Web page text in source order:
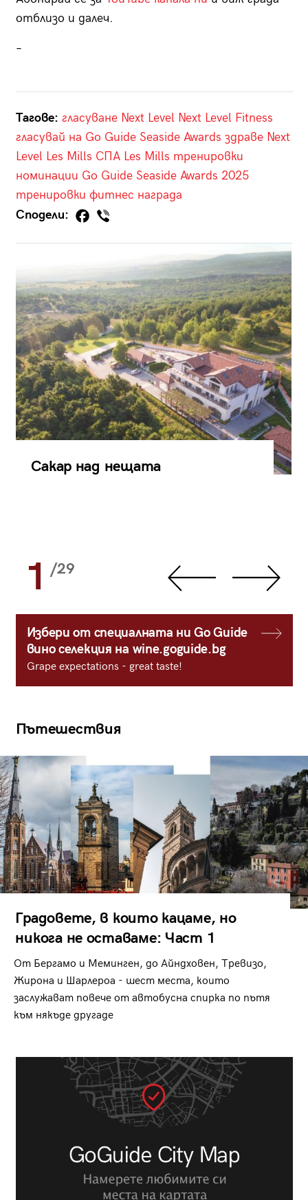
отблизо и далеч.
–
Тагове: гласуване Next Level Next Level Fitness
гласувай на Go Guide Seaside Awards здраве Next
Level Les Mills СПА Les Mills тренировки
номинации Go Guide Seaside Awards 2025
тренировки фитнес награда
Сподели:
Сакар над нещата
1 /29
Избери от специалната ни Go Guide
вино селекция на wine.goguide.bg
Grape expectations - great taste!
Пътешествия
Градовете, в които кацаме, но
никога не оставаме: Част 1
От Бергамо и Меминген, до Айндховен, Тревизо,
Жирона и Шарлероа - шест места, които
заслужават повече от автобусна спирка по пътя
към някъде другаде